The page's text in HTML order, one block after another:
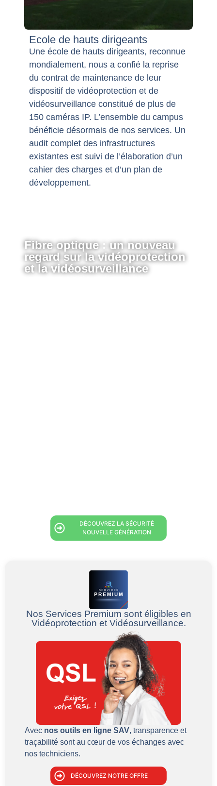
Ecole de hauts dirigeants
Une école de hauts dirigeants, reconnue
mondialement, nous a confié la reprise
du contrat de maintenance de leur
dispositif de vidéoprotection et de
vidéosurveillance constitué de plus de
150 caméras IP. L’ensemble du campus
bénéficie désormais de nos services. Un
audit complet des infrastructures
existantes est suivi de l’élaboration d’un
cahier des charges et d’un plan de
développement.
Fibre optique : un nouveau
regard sur la vidéoprotection
et la vidéosurveillance
DÉCOUVREZ LA SÉCURITÉ
NOUVELLE GÉNÉRATION
Nos Services Premium sont éligibles en
Vidéoprotection et Vidéosurveillance.
Avec nos outils en ligne SAV, transparence et
traçabilité sont au cœur de vos échanges avec
nos techniciens.
DÉCOUVREZ NOTRE OFFRE